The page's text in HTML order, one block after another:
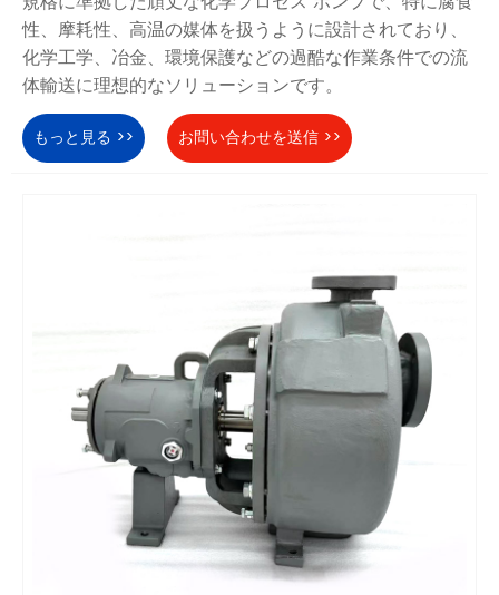
性、摩耗性、高温の媒体を扱うように設計されており、
化学工学、冶金、環境保護などの過酷な作業条件での流
体輸送に理想的なソリューションです。
もっと見る >> お問い合わせを送信 >>